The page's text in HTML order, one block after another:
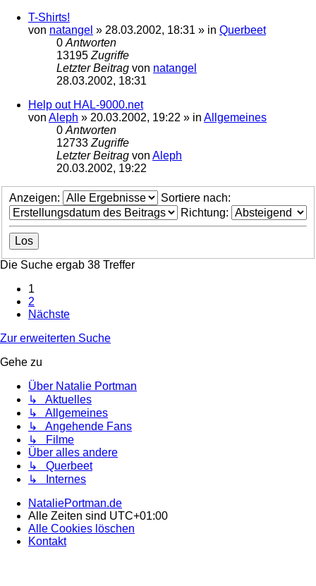
T-Shirts!
von natangel » 28.03.2002, 18:31 » in Querbeet
0 Antworten
13195 Zugriffe
Letzter Beitrag von natangel
28.03.2002, 18:31
Help out HAL-9000.net
von Aleph » 20.03.2002, 19:22 » in Allgemeines
0 Antworten
12733 Zugriffe
Letzter Beitrag von Aleph
20.03.2002, 19:22
Anzeigen:
Sortiere nach:
Richtung:
Die Suche ergab 38 Treffer
1
2
Nächste
Zur erweiterten Suche
Gehe zu
Über Natalie Portman
↳ Aktuelles
↳ Allgemeines
↳ Angehende Fans
↳ Filme
Über alles andere
↳ Querbeet
↳ Internes
NataliePortman.de
Alle Zeiten sind UTC+01:00
Alle Cookies löschen
Kontakt